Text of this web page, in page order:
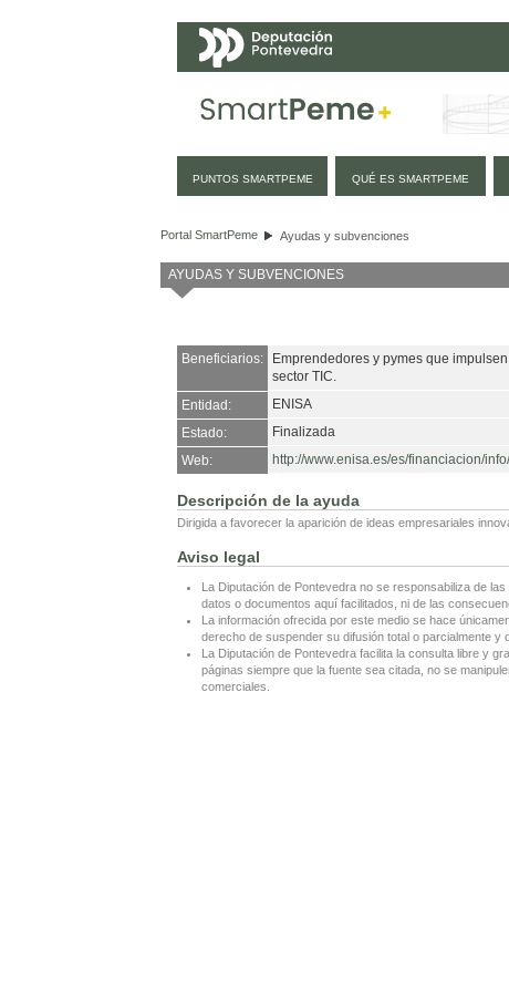
PUNTOS SMARTPEME QUÉ ES SMARTPEME
Portal SmartPeme Ayudas y subvenciones
AYUDAS Y SUBVENCIONES
Beneficiarios:
Emprendedores y pymes que
sector TIC.
Entidad:
ENISA
Estado:
Finalizada
Web:
http://www.enisa.es/es/financiacion/
Descripción de la ayuda
Dirigida a favorecer la aparición de ideas empresariales
Aviso legal
La Diputación de Pontevedra no se responsabiliza de
datos o documentos aquí facilitados, ni de las
La información ofrecida por este medio se hace
derecho de suspender su difusión total o parcialmente
La Diputación de Pontevedra facilita la consulta libre y
páginas siempre que la fuente sea citada, no se
comerciales.